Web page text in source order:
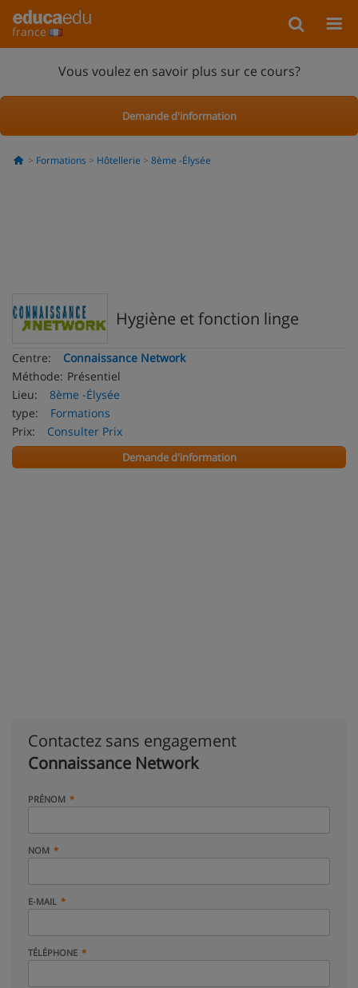
france
Vous voulez en savoir plus sur ce cours?
Demande d'information
Formations Hôtellerie 8ème -Élysée
Hygiène et fonction linge
Centre:
Connaissance Network
Méthode: Présentiel
Lieu:
8ème -Élysée
type:
Formations
Prix:
Consulter Prix
Demande d'information
Contactez sans engagement
Connaissance Network
PRÉNOM
NOM
E-MAIL
TÉLÉPHONE